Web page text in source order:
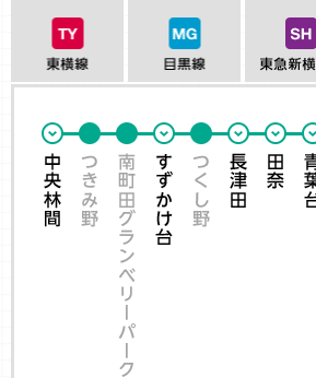
中央林間つきみ野南町田グランベリーパーク
すずかけ台
つくし野長津田田奈